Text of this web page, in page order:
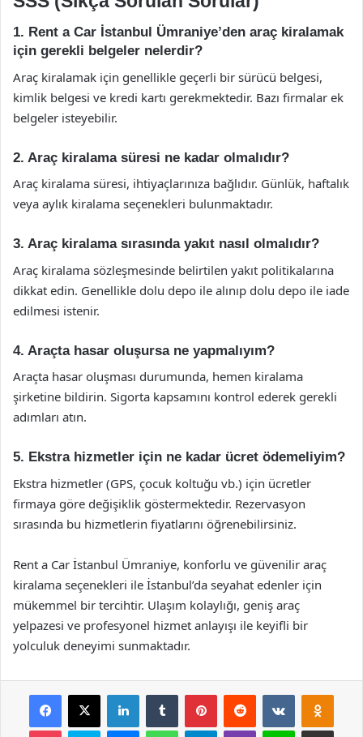
1. Rent a Car İstanbul Ümraniye’den araç kiralamak
için gerekli belgeler nelerdir?
Araç kiralamak için genellikle geçerli bir sürücü belgesi,
kimlik belgesi ve kredi kartı gerekmektedir. Bazı firmalar ek
belgeler isteyebilir.
2. Araç kiralama süresi ne kadar olmalıdır?
Araç kiralama süresi, ihtiyaçlarınıza bağlıdır. Günlük, haftalık
veya aylık kiralama seçenekleri bulunmaktadır.
3. Araç kiralama sırasında yakıt nasıl olmalıdır?
Araç kiralama sözleşmesinde belirtilen yakıt politikalarına
dikkat edin. Genellikle dolu depo ile alınıp dolu depo ile iade
edilmesi istenir.
4. Araçta hasar oluşursa ne yapmalıyım?
Araçta hasar oluşması durumunda, hemen kiralama
şirketine bildirin. Sigorta kapsamını kontrol ederek gerekli
adımları atın.
5. Ekstra hizmetler için ne kadar ücret ödemeliyim?
Ekstra hizmetler (GPS, çocuk koltuğu vb.) için ücretler
firmaya göre değişiklik göstermektedir. Rezervasyon
sırasında bu hizmetlerin fiyatlarını öğrenebilirsiniz.
Rent a Car İstanbul Ümraniye, konforlu ve güvenilir araç
kiralama seçenekleri ile İstanbul’da seyahat edenler için
mükemmel bir tercihtir. Ulaşım kolaylığı, geniş araç
yelpazesi ve profesyonel hizmet anlayışı ile keyifli bir
yolculuk deneyimi sunmaktadır.
Facebook
X LinkedInTumblr PinterestReddit VKontakte
Pocket Skype MessengerWhatsAppTelegramViber Line E-Posta ile